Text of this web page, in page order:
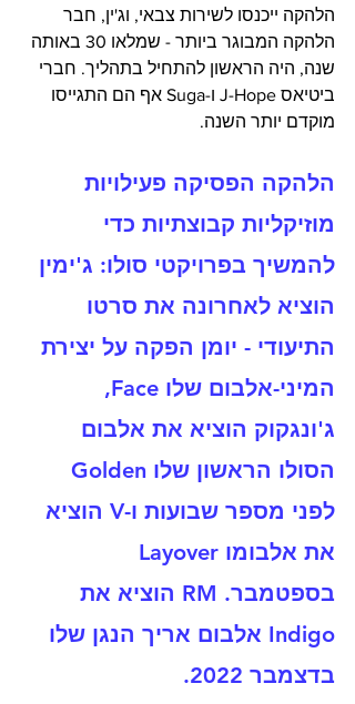
הלהקה ייכנסו לשירות צבאי, וג'ין, חבר
הלהקה המבוגר ביותר - שמלאו 30 באותה
שנה, היה הראשון להתחיל בתהליך. חברי
ביטיאס J-Hope ו-Suga אף הם התגייסו
מוקדם יותר השנה.
הלהקה הפסיקה פעילויות
מוזיקליות קבוצתיות כדי
להמשיך בפרויקטי סולו: ג'ימין
הוציא לאחרונה את סרטו
התיעודי - יומן הפקה על יצירת
המיני-אלבום שלו Face,
ג'ונגקוק הוציא את אלבום
לפני מספר שבועות ו-V הוציא
בספטמבר. RM הוציא את
Indigo אלבום אריך הנגן שלו
בדצמבר 2022.